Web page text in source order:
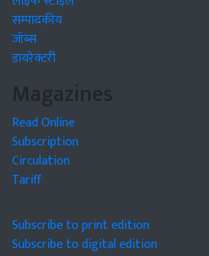
सम्पादकीय
जॉब्स
डायरेक्टरी
Magazines
Read Online
Subscription
Circulation
Tariff
Subscribe to print edition
Subscribe to digital edition